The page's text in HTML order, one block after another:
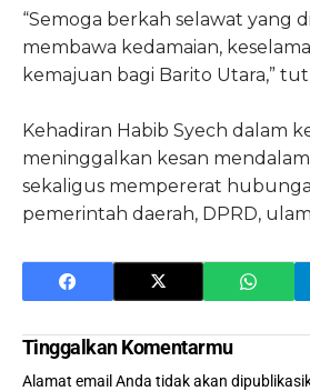
“Semoga berkah selawat yang
membawa kedamaian,
kemajuan bagi Barito Utara,”
Kehadiran Habib Syech dalam
meninggalkan kesan
sekaligus mempererat
pemerintah daerah, DPRD,
Tinggalkan Komentarmu
Alamat email Anda tidak akan